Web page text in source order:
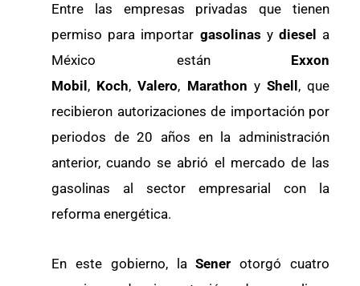
Entre las empresas privadas que tienen
permiso para importar gasolinas y diesel a
México están Exxon
Mobil , Koch,Valero, Marathon y Shell , que
recibieron autorizaciones de importación por
periodos de 20 años en la administración
anterior, cuando se abrió el mercado de las
gasolinas al sector empresarial con la
reforma energética.
En este gobierno, laSenerotorgó cuatro